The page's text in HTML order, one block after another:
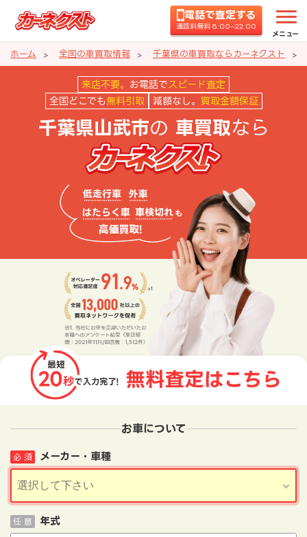
電話で査定する
通話料無料 8:00~22:00
メニュー
ホーム 全国の車買取情報 千葉県の車買取ならカーネクスト
千葉県山武市の車買取ならカー
来店不要。 お電話で スピード査定
全国どこでも 無料引取 減額なし。 買取金額保証
千葉県山武市の 車買取なら
お車について
メーカー・車種
必 須
年式
任 意